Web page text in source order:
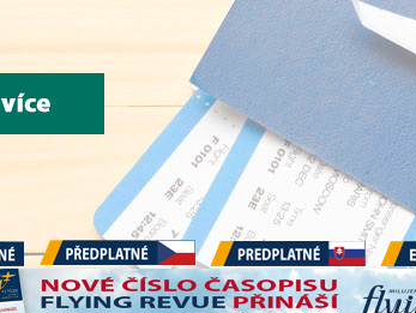
Předplatné Předplatné